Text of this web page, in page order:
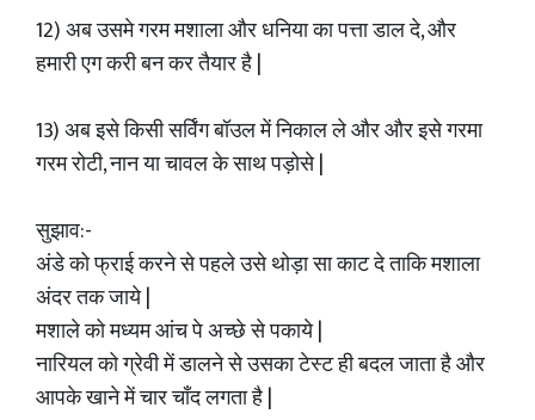
12) अब उसमे गरम मशाला और धनिया का पत्ता डाल दे, और
हमारी एग करी बन कर तैयार है |
13) अब इसे किसी सर्विंग बॉउल में निकाल ले और और इसे गरमा
गरम रोटी, नान या चावल के साथ पड़ोसे |
सुझाव:-
अंडे को फ्राई करने से पहले उसे थोड़ा सा काट दे ताकि मशाला
अंदर तक जाये |
मशाले को मध्यम आंच पे अच्छे से पकाये |
नारियल को ग्रेवी में डालने से उसका टेस्ट ही बदल जाता है और
आपके खाने में चार चाँद लगता है |